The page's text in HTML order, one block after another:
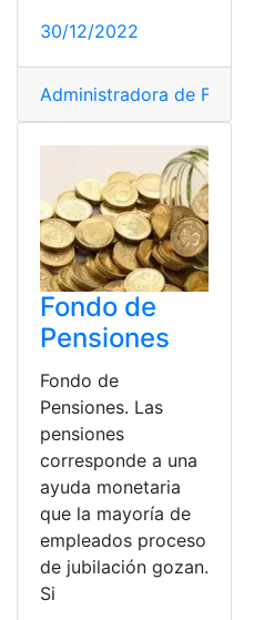
30/12/2022
Administradora de Fondo
Fondo de
Pensiones
Fondo de
Pensiones. Las
pensiones
corresponde a una
ayuda monetaria
que la mayoría de
empleados proceso
de jubilación gozan.
Si